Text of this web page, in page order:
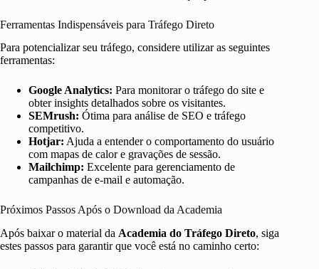
Ferramentas Indispensáveis para Tráfego Direto
Para potencializar seu tráfego, considere utilizar as seguintes
ferramentas:
Google Analytics: Para monitorar o tráfego do site e
obter insights detalhados sobre os visitantes.
SEMrush: Ótima para análise de SEO e tráfego
competitivo.
Hotjar: Ajuda a entender o comportamento do usuário
com mapas de calor e gravações de sessão.
Mailchimp: Excelente para gerenciamento de
campanhas de e-mail e automação.
Próximos Passos Após o Download da Academia
Após baixar o material da Academia do Tráfego Direto, siga
estes passos para garantir que você está no caminho certo: